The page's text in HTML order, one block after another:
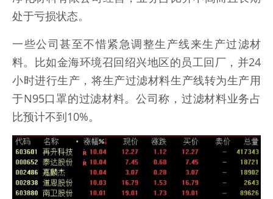
处于亏损状态。
一些公司甚至不惜紧急调整生产线来生产过滤材
料。比如金海环境召回绍兴地区的员工回厂，并24
小时进行生产，将生产过滤材料生产线转为生产用
于N95口罩的过滤材料。公司称，过滤材料业务占
比预计不到10%。